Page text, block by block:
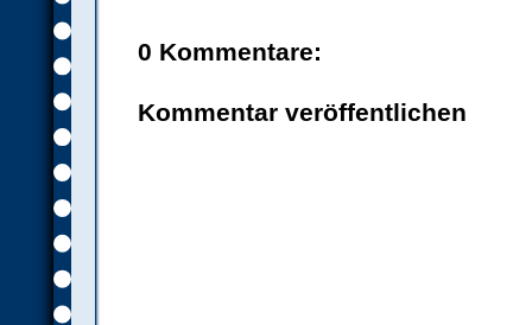
0 Kommentare:
Kommentar veröffentlichen